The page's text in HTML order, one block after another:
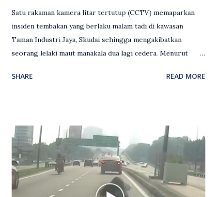
Satu rakaman kamera litar tertutup (CCTV) memaparkan
insiden tembakan yang berlaku malam tadi di kawasan
Taman Industri Jaya, Skudai sehingga mengakibatkan
seorang lelaki maut manakala dua lagi cedera. Menurut
kejadian berlaku sekitar jam 11 malam dan pihak polis
hiburan di kawasan berkenaan. Seorang mangsa disahkan
meninggal dunia di lokasi kejadian akibat terkena tembakan,
manakala seorang lagi mangsa mengalami kecederaan.
Turut dipercayai terdapat seorang lagi individu cedera
namun identitinya masih belum dikenal pasti selepas dibawa
SHARE READ MORE